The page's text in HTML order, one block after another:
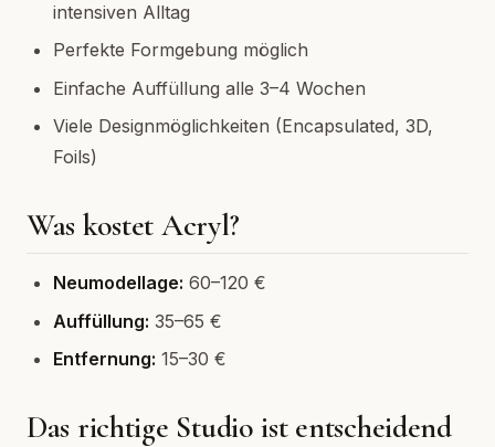
intensiven Alltag
Perfekte Formgebung möglich
Einfache Auffüllung alle 3–4 Wochen
Viele Designmöglichkeiten (Encapsulated, 3D,
Foils)
Was kostet Acryl?
Neumodellage: 60–120 €
Auffüllung: 35–65 €
Entfernung: 15–30 €
Das richtige Studio ist entscheidend